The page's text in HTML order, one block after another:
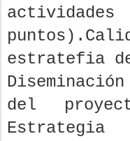
estratefia
del